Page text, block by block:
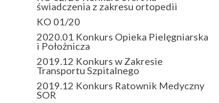
świadczenia z zakresu ortopedii
KO 01/20
2020.01 Konkurs Opieka Pielęgniarska
i Położnicza
2019.12 Konkurs w Zakresie
Transportu Szpitalnego
2019.12 Konkurs Ratownik Medyczny
SOR